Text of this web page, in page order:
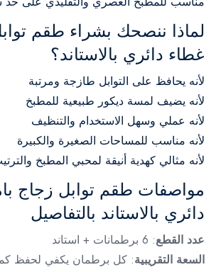
لماذا ننصحك بشراء طقم
غطاء دائري بالاستاند؟
لأنه يحافظ على التوابل طازجة ومرتبة
لأنه يضيف لمسة ديكور طبيعية للمطبخ
لأنه عملي وسهل الاستخدام والتنظيف
لأنه مناسب للمساحات الصغيرة والكبيرة
لأنه مثالي كهدية أنيقة لمحبي المطبخ
مواصفات طقم توابل زجاج
دائري بالاستاند بالتفاصيل
عدد القطع: 6 برطمانات + استاند
السعة التقريبية: كل برطمان يكفي لحفظ